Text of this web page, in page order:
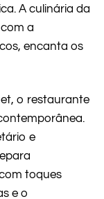
A culinária da
a
encanta os
o restaurante
e
toques
e o